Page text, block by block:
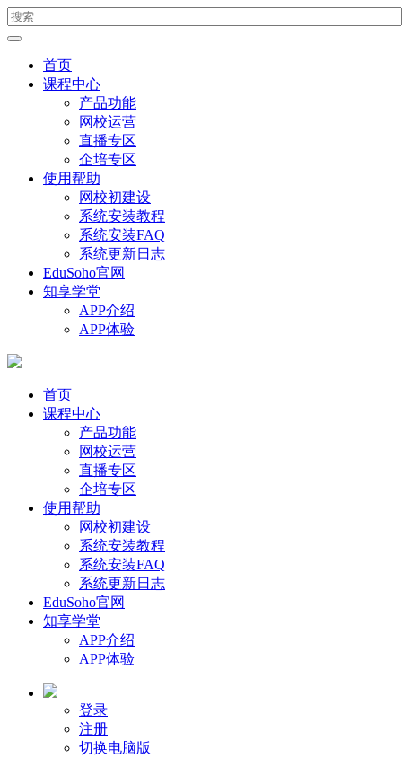
首页
课程中心
产品功能
网校运营
直播专区
企培专区
使用帮助
网校初建设
系统安装教程
系统安装FAQ
系统更新日志
EduSoho官网
知享学堂
APP介绍
APP体验
首页
课程中心
产品功能
网校运营
直播专区
企培专区
使用帮助
网校初建设
系统安装教程
系统安装FAQ
系统更新日志
EduSoho官网
知享学堂
APP介绍
APP体验
登录
注册
切换电脑版